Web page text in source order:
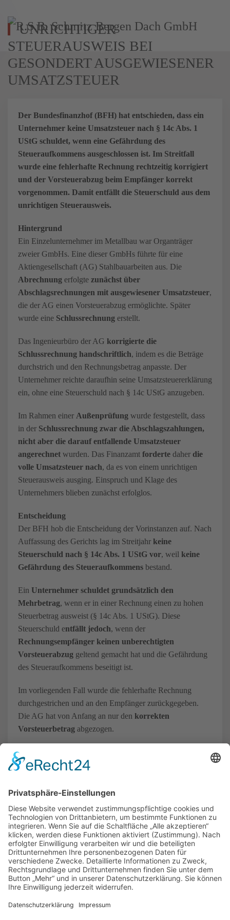
Zum Hauptinhalt springen
UNRICHTIGER
STEUERAUSWEIS BEI
GESONDERT AUSGEWIESENER
UMSATZSTEUER
Der Bundesfinanzhof (BFH) hat entschieden, dass ein
Unternehmer keine Umsatzsteuer nach § 14c Abs. 1
UStG schuldet, wenn eine Gefährdung des
Steueraufkommens ausgeschlossen ist. Im Streitfall
wurde eine fehlerhafte Rechnung rechtzeitig korrigiert
und der Vorsteuerabzug beim Empfänger korrekt
vorgenommen. Damit entfällt die Steuerschuld aus dem
unrichtigen Steuerausweis.
Hintergrund
Ein Einzelunternehmer im Metallbau war Organträger
zweier GmbHs. Eine dieser GmbHs führte für eine
Aktiengesellschaft (AG) Stahlbauarbeiten aus. Die
Abrechnung erfolgte zunächst über
Abschlagsrechnungen mit ausgewiesener Umsatzsteuer,
die der AG einen Vorsteuerabzug ermöglichte. Später
wurde eine Schlussrechnung erstellt.
Das Ingenieurbüro der AG korrigierte die
Schlussrechnung handschriftlich, indem es die Beträge
durchstrich und den Rechnungsbetrag anpasste. Der
Unternehmer reichte daraufhin seine Umsatzsteuererklärung
ein, ohne eine Steuerschuld nach § 14c UStG anzugeben.
Im Rahmen einer Außenprüfung wurde festgestellt, dass
in der Schlussrechnung zwar die Abschlagszahlungen,
nicht aber die darauf entfallende Umsatzsteuer
angerechnet wurden. Das Finanzamt forderte daher die
volle Umsatzsteuer nach, da es von einem unrichtigen
Steuerausweis ausging. Einspruch und Klage des
Unternehmers blieben zunächst erfolglos.
Entscheidung
Der BFH hob die Entscheidung der Vorinstanzen auf. Nach
Auffassung des Gerichts lag im Streitjahr keine
Steuerschuld nach § 14c Abs. 1 UStG vor, weil keine
Gefährdung des Steueraufkommens bestand.
Ein Unternehmer schuldet grundsätzlich den
Mehrbetrag, wenn er in einer Rechnung einen zu hohen
Steuerbetrag ausweist (§ 14c Abs. 1 UStG). Diese
Steuerschuld entfällt jedoch, wenn der
Rechnungsempfänger keinen unberechtigten
Vorsteuerabzug geltend gemacht hat und die Gefährdung
des Steueraufkommens beseitigt ist.
Im vorliegenden Fall wurde die fehlerhafte Rechnung
durchgestrichen und an den Empfänger zurückgegeben.
Die AG hat von Anfang an nur den korrekten
Vorsteuerbetrag abgezogen.
Die Berichtigung des Steuerbetrags ist zu dem Zeitpunkt
vorzunehmen, zu dem die Gefährdung des
Bemessungsgrundlage (§ 17 Abs. 1 UStG) ist nicht
Zurück